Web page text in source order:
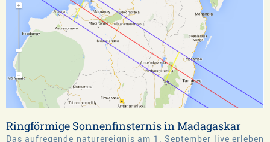
Ringförmige Sonnenfinsternis in Madagaskar
Das aufregende naturereignis am 1. September live erleben